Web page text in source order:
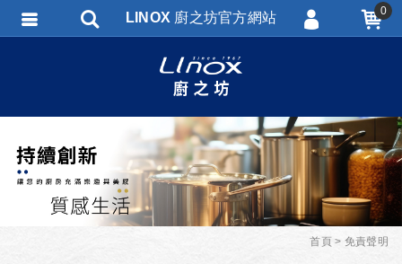
首頁 免責聲明
LINOX 廚之坊官方網站 0
會員註冊
忘記密碼
訂單查詢
匯款通知